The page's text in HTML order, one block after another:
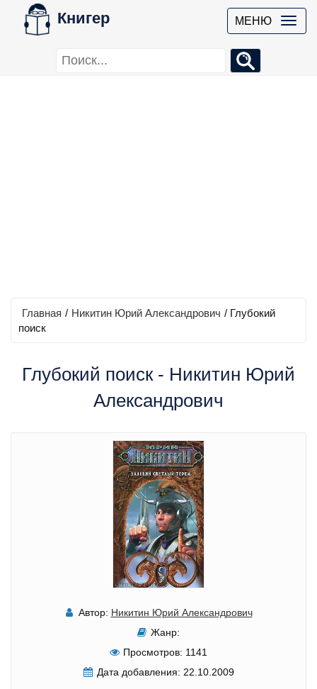
Книгер МЕНЮ
Главная / Никитин Юрий Александрович / Глубокий
поиск
Глубокий поиск - Никитин Юрий
Александрович
Автор: Никитин Юрий Александрович
Жанр:
Просмотров: 1141
Дата добавления: 22.10.2009